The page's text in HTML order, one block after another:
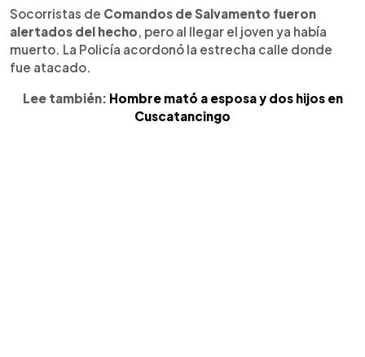
Socorristas de Comandos de Salvamento fueron
alertados del hecho, pero al llegar el joven ya había
muerto. La Policía acordonó la estrecha calle donde
fue atacado.
Lee también: Hombre mató a esposa y dos hijos en
Cuscatancingo